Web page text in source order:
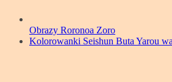
Obrazy Roronoa Zoro
Kolorowanki Seishun Buta Yarou